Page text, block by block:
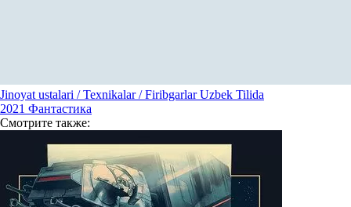
Jinoyat ustalari / Texnikalar / Firibgarlar Uzbek Tilida
2021 Фантастика
Смотрите также: